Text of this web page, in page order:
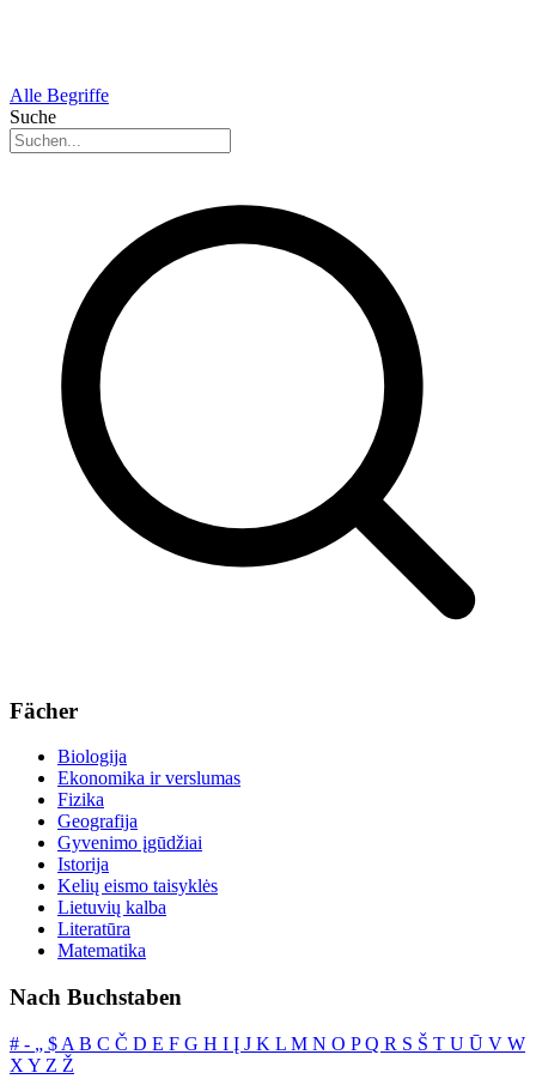
Alle Begriffe
Suche
Fächer
Biologija
Ekonomika ir verslumas
Fizika
Geografija
Gyvenimo įgūdžiai
Istorija
Kelių eismo taisyklės
Lietuvių kalba
Literatūra
Matematika
Nach Buchstaben
# ‐ „ $ A B C Č D E F G H I Į J K L M N O PQ R S Š T U Ū V W
X Y Z Ž